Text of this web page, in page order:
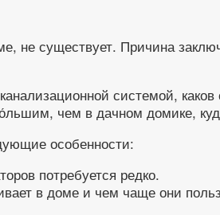
не существует. Причина
системой,
чем в дачном домике,
особенности:
потребуется редко.
в доме и чем чаще они